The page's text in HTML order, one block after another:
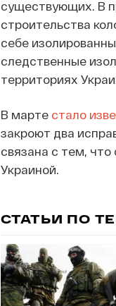
существующих. В
строительства
себе
следственные
территориях
В марте стало
закроют два
связана с тем,
Украиной.
СТАТЬИ ПО